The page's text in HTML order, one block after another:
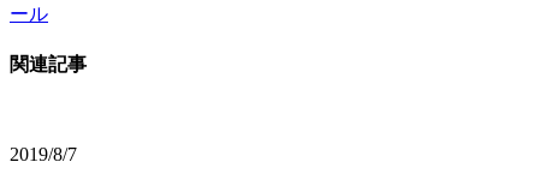
ール
関連記事
2019/8/7